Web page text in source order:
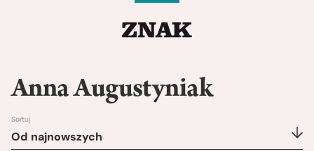
Anna Augustyniak
Sortuj
Od najnowszych